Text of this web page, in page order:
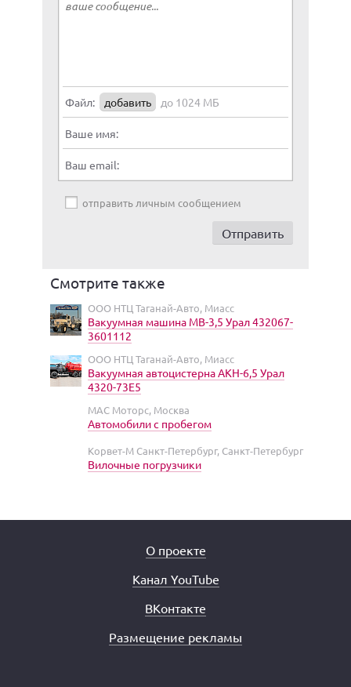
Файл: добавить до 1024 МБ
Ваше имя:
Ваш email:
отправить личным сообщением
Смотрите также
ООО НТЦ Таганай-Авто, Миасс
Вакуумная машина МВ-3,5 Урал 432067-
3601112
ООО НТЦ Таганай-Авто, Миасс
Вакуумная автоцистерна АКН-6,5 Урал
4320-73Е5
МАС Моторс, Москва
Автомобили с пробегом
Корвет-М Санкт-Петербург, Санкт-Петербург
Вилочные погрузчики
О проекте
Канал YouTube
ВКонтакте
Размещение рекламы